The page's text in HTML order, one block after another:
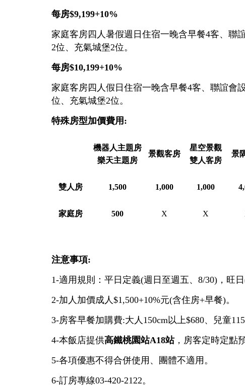
每房$9,199+10%
家庭客房四人暑假週日住宿一晚含早餐4客、聯
2位、充氣城堡2位。
每房$10,199+10%
家庭客房四人假日住宿一晚含早餐4客、聯誼會
位、充氣城堡2位。
特殊房型加價費用:
機器人主題房
樂天主題房
景觀客房
星空景觀
雙人客房
景
雙人房 1,500 1,000 1,000
家庭房 500 X X
注意事項:
1-適用規則：平日定義(週日至週五、8/30)，旺
2-加人加價成人$1,500+10%元(含住房+早餐)。
3-房客早餐加購費:大人150cm以上$680、兒童
4-本飯店提供高鐵桃園站A18站，房客定時定點
5-各項優惠不得合併使用、團體不適用。
6-訂房專線03-420-2122。